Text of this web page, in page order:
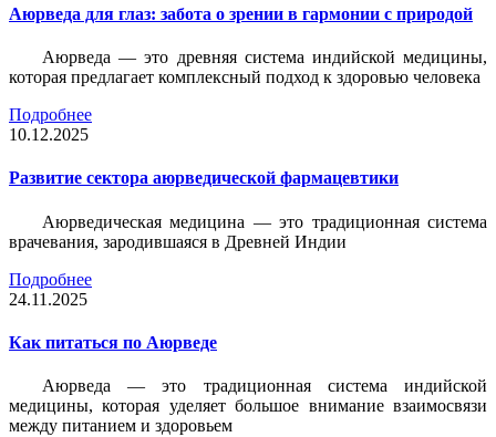
Аюрведа для глаз: забота о зрении в гармонии с природой
Аюрведа — это древняя система индийской медицины,
которая предлагает комплексный подход к здоровью человека
Подробнее
10.12.2025
Развитие сектора аюрведической фармацевтики
Аюрведическая медицина — это традиционная система
врачевания, зародившаяся в Древней Индии
Подробнее
24.11.2025
Как питаться по Аюрведе
Аюрведа — это традиционная система индийской
медицины, которая уделяет большое внимание взаимосвязи
между питанием и здоровьем